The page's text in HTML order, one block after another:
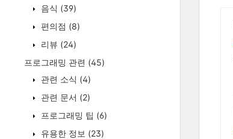
음식 (39)
편의점 (8)
리뷰 (24)
프로그래밍 관련 (45)
관련 소식 (4)
관련 문서 (2)
프로그래밍 팁 (6)
유용한 정보 (23)